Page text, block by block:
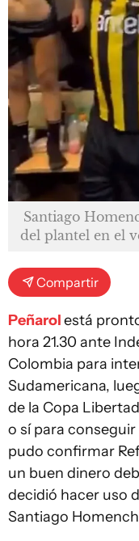
Santiago
del plantel en el
Compartir
Peñarolestá
hora 21.30 ante
Colombia para
Sudamericana,
de la Copa
o sí para
pudo confirmar
un buen dinero
decidió hacer uso
Santiago